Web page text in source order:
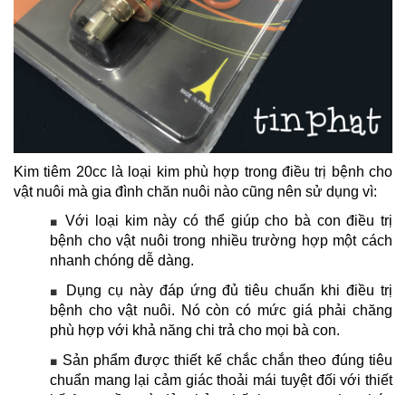
Kim tiêm 20cc là loại kim phù hợp trong điều trị bệnh cho
vật nuôi mà gia đình chăn nuôi nào cũng nên sử dụng vì:
■ Với loại kim này có thể giúp cho bà con điều trị
bệnh cho vật nuôi trong nhiều trường hợp một cách
nhanh chóng dễ dàng.
■
Dụng cụ này đáp ứng đủ tiêu chuẩn khi điều trị
bệnh cho vật nuôi. Nó còn có mức giá phải chăng
phù hợp với khả năng chi trả cho mọi bà con.
■ Sản phẩm được thiết kế chắc chắn theo đúng tiêu
chuẩn mang lại cảm giác thoải mái tuyệt đối với thiết